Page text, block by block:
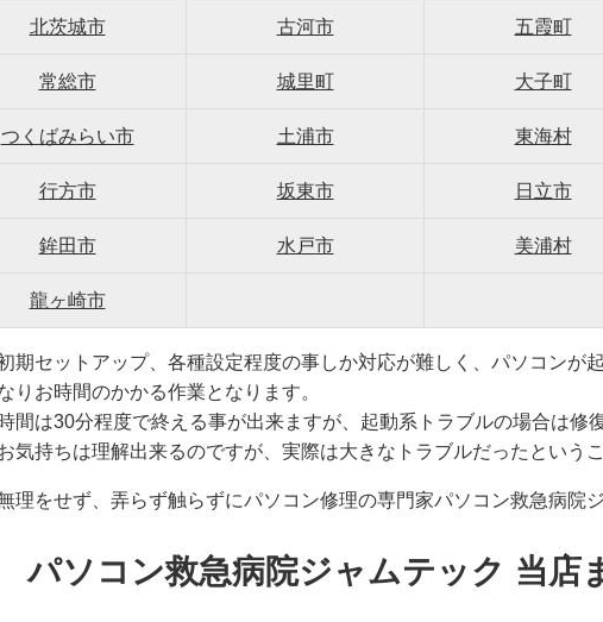
北茨城市 古河市 五霞町
常総市 城里町 大子町
つくばみらい市 土浦市 東海村
行方市 坂東市 日立市
鉾田市 水戸市 美浦村
龍ヶ崎市
期セットアップ、各種設定程度の事しか対応が難しく、パソコン
りお時間のかかる作業となります。
間は30分程度で終える事が出来ますが、起動系トラブルの場合は修
気持ちは理解出来るのですが、実際は大きなトラブルだったという
理をせず、弄らず触らずにパソコン修理の専門家パソコン救急病院
パソコン救急病院ジャムテック 当店